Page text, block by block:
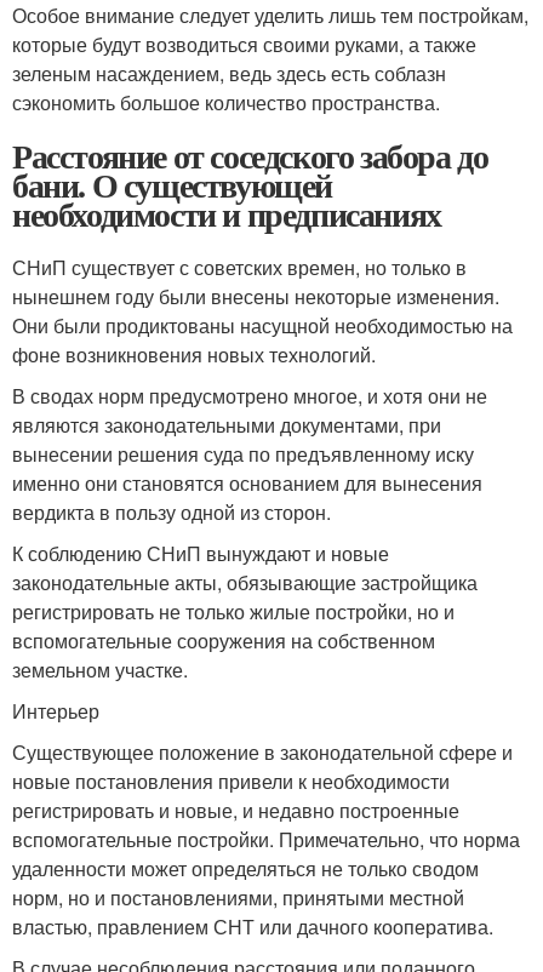
Особое внимание следует уделить лишь тем постройкам,
которые будут возводиться своими руками, а также
зеленым насаждением, ведь здесь есть соблазн
сэкономить большое количество пространства.
Расстояние от соседского забора до
бани. О существующей
необходимости и предписаниях
СНиП существует с советских времен, но только в
нынешнем году были внесены некоторые изменения.
Они были продиктованы насущной необходимостью на
фоне возникновения новых технологий.
В сводах норм предусмотрено многое, и хотя они не
являются законодательными документами, при
вынесении решения суда по предъявленному иску
именно они становятся основанием для вынесения
вердикта в пользу одной из сторон.
К соблюдению СНиП вынуждают и новые
законодательные акты, обязывающие застройщика
регистрировать не только жилые постройки, но и
вспомогательные сооружения на собственном
земельном участке.
Интерьер
Существующее положение в законодательной сфере и
новые постановления привели к необходимости
регистрировать и новые, и недавно построенные
вспомогательные постройки. Примечательно, что норма
удаленности может определяться не только сводом
норм, но и постановлениями, принятыми местной
властью, правлением СНТ или дачного кооператива.